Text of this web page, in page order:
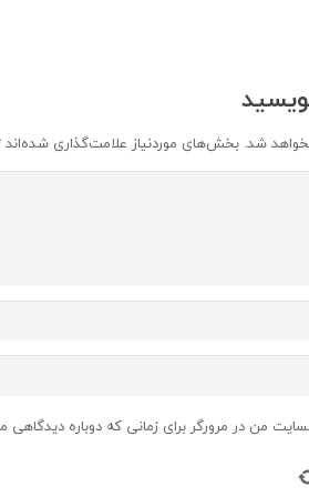
شد. بخش‌های موردنیاز علامت‌گذاری شده‌اند
من در مرورگر برای زمانی که دوباره